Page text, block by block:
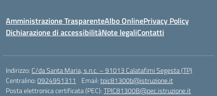
Amministrazione TrasparenteAlbo OnlinePrivacy Policy
Dichiarazione di accessibilitàNote legaliContatti
Indirizzo: C/da Santa Maria, s.n.c. – 91013 Calatafimi Segesta (TP)
Centralino:0924951311 Email:tpic81300b@istruzione.it
Posta elettronica certificata (PEC):TPIC81300B@pec.istruzione.it